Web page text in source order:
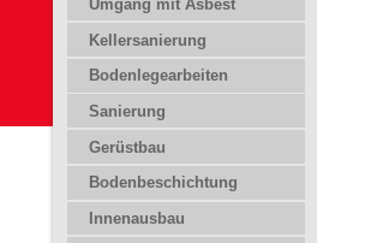
Umgang mit Asbest
Kellersanierung
Bodenlegearbeiten
Sanierung
Gerüstbau
Bodenbeschichtung
Innenausbau